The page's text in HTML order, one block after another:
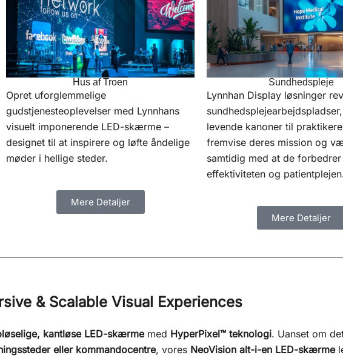
Hus af Troen
Opret uforglemmelige
gudstjenesteoplevelser med Lynnhans
visuelt imponerende LED-skærme –
designet til at inspirere og løfte åndelige
møder i hellige steder.
Mere Detaljer
Sundhedspleje
Lynnhan Display løsninger
levende kanoner til
fremvise deres mission og
samtidig med at de forbedrer
effektiviteten og
Mere Detaljer
& Scalable Visual Experiences
kantløse LED-skærmemed HyperPixel™ teknologi. Uanset om
eller kommandocentre, vores NeoVision alt-i-en LED-skærme